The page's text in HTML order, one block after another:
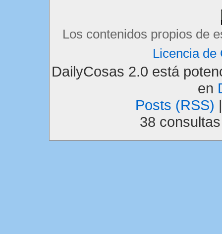
Los contenidos propios de
Licencia de
DailyCosas 2.0 está
en
Posts (RSS)
38